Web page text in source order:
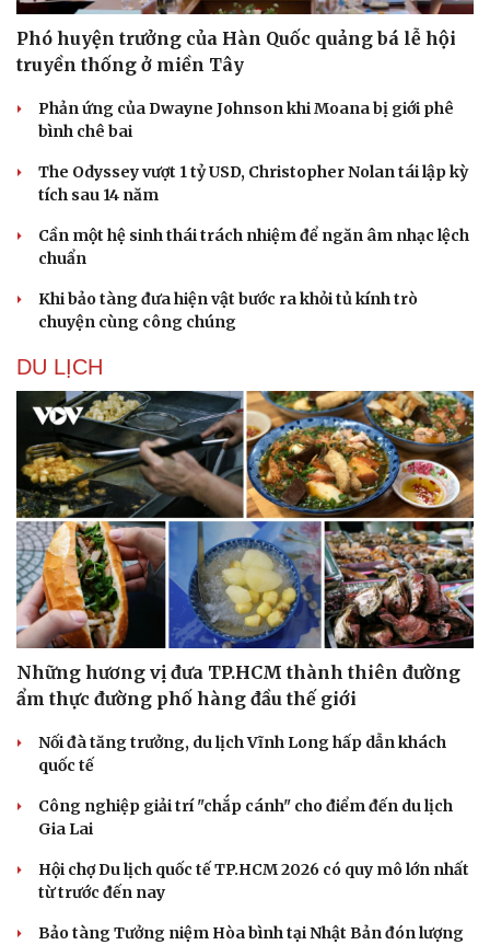
Văn hóa
Sân khấu - Điện ảnh
Âm nhạc
Di sản
Giải trí
Nghệ sĩ
Sao Việt
Phó huyện trưởng của Hàn Quốc quảng bá lễ hội
truyền thống ở miền Tây
Phản ứng của Dwayne Johnson khi Moana bị giới phê
bình chê bai
The Odyssey vượt 1 tỷ USD, Christopher Nolan tái lập kỳ
tích sau 14 năm
Cần một hệ sinh thái trách nhiệm để ngăn âm nhạc lệch
chuẩn
Khi bảo tàng đưa hiện vật bước ra khỏi tủ kính trò
chuyện cùng công chúng
DU LỊCH
Những hương vị đưa TP.HCM thành thiên đường
ẩm thực đường phố hàng đầu thế giới
Nối đà tăng trưởng, du lịch Vĩnh Long hấp dẫn khách
quốc tế
Công nghiệp giải trí "chắp cánh" cho điểm đến du lịch
Gia Lai
Hội chợ Du lịch quốc tế TP.HCM 2026 có quy mô lớn nhất
từ trước đến nay
Bảo tàng Tưởng niệm Hòa bình tại Nhật Bản đón lượng